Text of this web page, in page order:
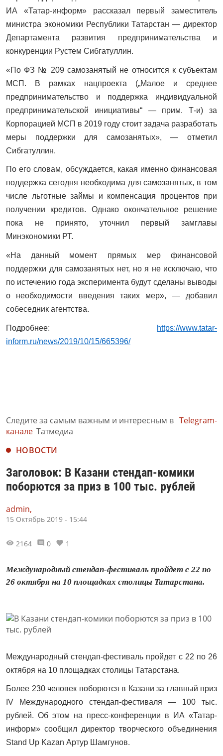
ИА «Татар-информ» рассказал первый заместитель
министра экономики Республики Татарстан — директор
Департамента развития предпринимательства и
конкуренции Рустем Сибгатуллин.
«По ФЗ № 209 самозанятый не относится к субъектам
МСП. В рамках нацпроекта („Малое и среднее
предпринимательство и поддержка индивидуальной
предпринимательской инициативы“ — прим. Т-и) за
Корпорацией МСП в 2019 году стоит задача разработать
меры поддержки для самозанятых», — отметил
Сибгатуллин.
По его словам, обсуждается, какая именно финансовая
поддержка сегодня необходима для самозанятых, в том
числе льготные займы и компенсация процентов при
получении кредитов. Однако окончательное решение
пока не принято, уточнил первый замглавы
Минэкономики РТ.
«На данный момент прямых мер финансовой
поддержки для самозанятых нет, но я не исключаю, что
по истечению года эксперимента будут сделаны выводы
о необходимости введения таких мер», — добавил
собеседник агентства.
Подробнее:
https://www.tatar-
inform.ru/news/2019/10/15/665396/
Следите за самым важным и интересным в Telegram-
канале Татмедиа
НОВОСТИ
Заголовок: В Казани стендап-комики
поборются за приз в 100 тыс. рублей
admin,
15 Октябрь 2019 - 15:44
2164 0 1
Международный стендап-фестиваль пройдет с 22 по
26 октября на 10 площадках столицы Татарстана.
Международный стендап-фестиваль пройдет с 22 по 26
октября на 10 площадках столицы Татарстана.
Более 230 человек поборются в Казани за главный приз
IV Международного стендап-фестиваля — 100 тыс.
рублей. Об этом на пресс-конференции в ИА «Татар-
информ» сообщил директор творческого объединения
Stand Up Kazan Артур Шамгунов.